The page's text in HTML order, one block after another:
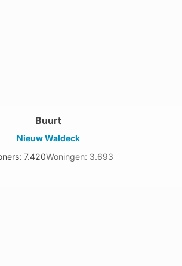
Buurt
Nieuw Waldeck
7.420Woningen: 3.693